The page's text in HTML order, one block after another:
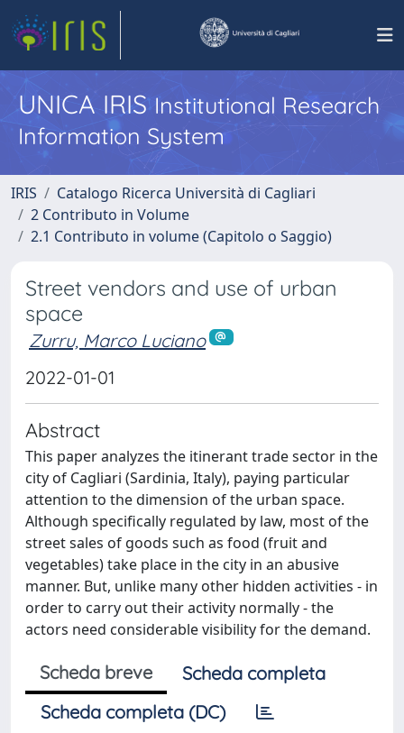
UNICA IRISInstitutional Research
Information System
IRIS
Catalogo Ricerca Università di Cagliari
2 Contributo in Volume
2.1 Contributo in volume (Capitolo o Saggio)
Street vendors and use of urban
space
Zurru, Marco Luciano
2022-01-01
Abstract
This paper analyzes the itinerant trade sector in the
city of Cagliari (Sardinia, Italy), paying particular
attention to the dimension of the urban space.
Although specifically regulated by law, most of the
street sales of goods such as food (fruit and
vegetables) take place in the city in an abusive
manner. But, unlike many other hidden activities - in
order to carry out their activity normally - the
actors need considerable visibility for the demand.
Scheda breve
Scheda completa
Scheda completa (DC)